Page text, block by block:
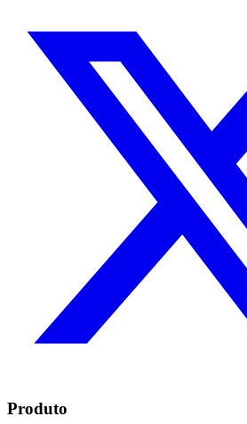
Produto